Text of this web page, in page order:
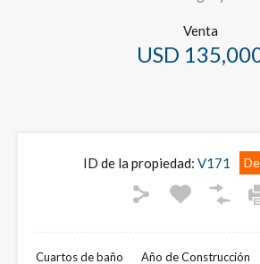
Venta
USD
ID de la propiedad: V171
Cuartos de baño Año de Construcción